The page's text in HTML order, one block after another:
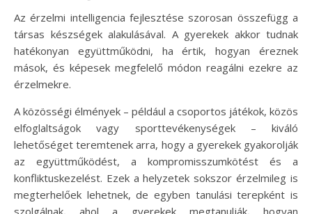
Az érzelmi intelligencia fejlesztése szorosan összefügg a
társas készségek alakulásával. A gyerekek akkor tudnak
hatékonyan együttműködni, ha értik, hogyan éreznek
mások, és képesek megfelelő módon reagálni ezekre az
érzelmekre.
A közösségi élmények – például a csoportos játékok, közös
elfoglaltságok vagy sporttevékenységek – kiváló
lehetőséget teremtenek arra, hogy a gyerekek gyakorolják
az együttműködést, a kompromisszumkötést és a
konfliktuskezelést. Ezek a helyzetek sokszor érzelmileg is
megterhelőek lehetnek, de egyben tanulási terepként is